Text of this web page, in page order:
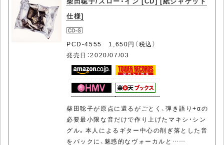
仕様]
PCD-4555 1,650円（税込）
発売日：2020/07/03
柴田聡子が原点に還るがごとく、弾き語り+αの
必要最小限な音だけで作り上げたマキシ・シン
グル。本人によるギター中心の削ぎ落とした音
をバックに、魅惑的なヴォーカルと……